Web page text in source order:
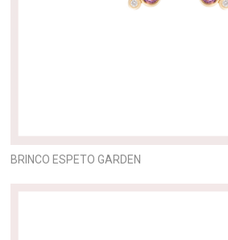
BRINCO ESPETO GARDEN